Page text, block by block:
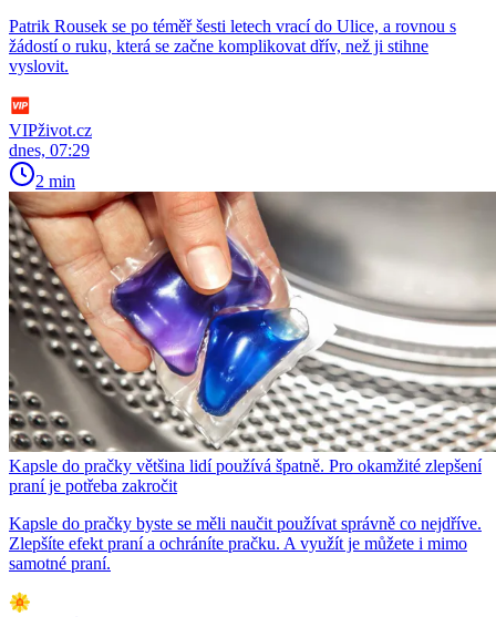
Patrik Rousek se po téměř šesti letech vrací do Ulice, a rovnou s
žádostí o ruku, která se začne komplikovat dřív, než ji stihne
vyslovit.
VIPživot.cz
dnes, 07:29
2 min
Kapsle do pračky většina lidí používá špatně. Pro okamžité zlepšení
praní je potřeba zakročit
Kapsle do pračky byste se měli naučit používat správně co nejdříve.
Zlepšíte efekt praní a ochráníte pračku. A využít je můžete i mimo
samotné praní.